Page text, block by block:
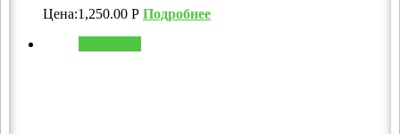
Цена:1,250.00 Р Подробнее